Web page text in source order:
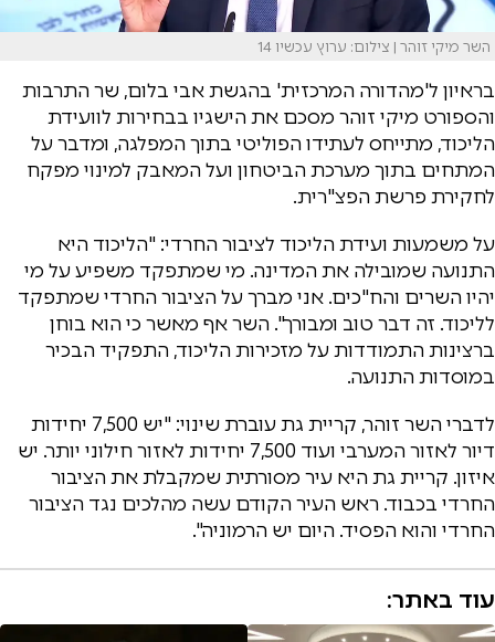
השר מיקי זוהר | צילום: ערוץ עכשיו 14
בראיון ל'מהדורה המרכזית' בהגשת אבי בלום, שר התרבות
והספורט מיקי זוהר מסכם את הישגיו בבחירות לוועידת
הליכוד, מתייחס לעתידו הפוליטי בתוך המפלגה, ומדבר על
המתחים בתוך מערכת הביטחון ועל המאבק למינוי מפקח
לחקירת פרשת הפצ"רית.
על משמעות ועידת הליכוד לציבור החרדי: "הליכוד היא
התנועה שמובילה את המדינה. מי שמתפקד משפיע על מי
יהיו השרים והח"כים. אני מברך על הציבור החרדי שמתפקד
לליכוד. זה דבר טוב ומבורך". השר אף מאשר כי הוא בוחן
ברצינות התמודדות על מזכירות הליכוד, התפקיד הבכיר
במוסדות התנועה.
לדברי השר זוהר, קריית גת עוברת שינוי: "יש 7,500 יחידות
דיור לאזור המערבי ועוד 7,500 יחידות לאזור חילוני יותר. יש
איזון. קריית גת היא עיר מסורתית שמקבלת את הציבור
החרדי בכבוד. ראש העיר הקודם עשה מהלכים נגד הציבור
החרדי והוא הפסיד. היום יש הרמוניה".
עוד באתר: